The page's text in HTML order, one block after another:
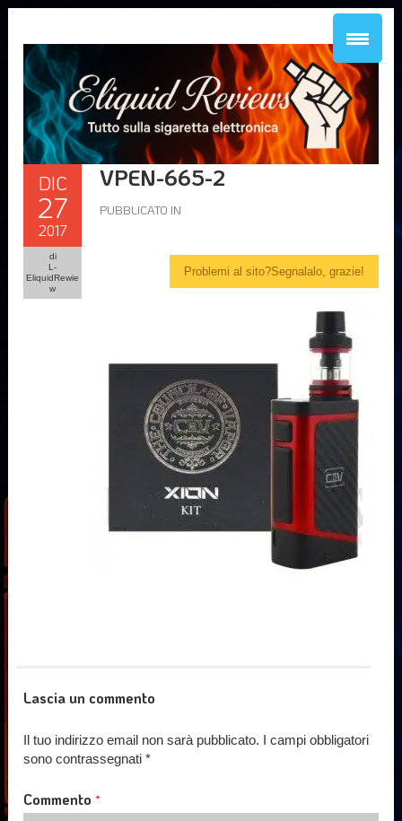
DIC
27
2017
di
L-
EliquidRewie
w
VPEN-665-2
PUBBLICATO IN
Problemi al sito?Segnalalo, grazie!
Lascia un commento
Il tuo indirizzo email non sarà pubblicato. I campi obbligatori
sono contrassegnati*
Commento*